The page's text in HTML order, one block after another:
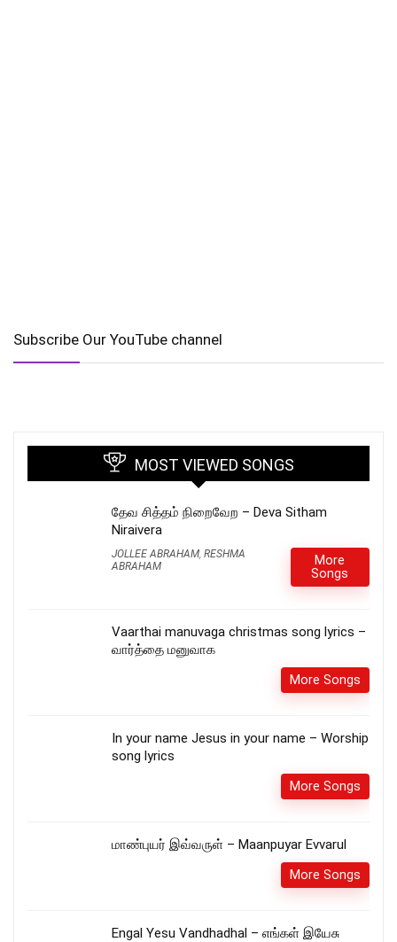
Subscribe Our YouTube channel
MOST VIEWED SONGS
தேவ சித்தம் நிறைவேற – Deva Sitham
Niraivera
JOLLEE ABRAHAM, RESHMA
ABRAHAM
More
Songs
Vaarthai manuvaga christmas song lyrics –
வார்த்தை மனுவாக
More Songs
In your name Jesus in your name – Worship
song lyrics
More Songs
மாண்புயர் இவ்வருள் – Maanpuyar Evvarul
More Songs
Engal Yesu Vandhadhal – எங்கள் இயேசு